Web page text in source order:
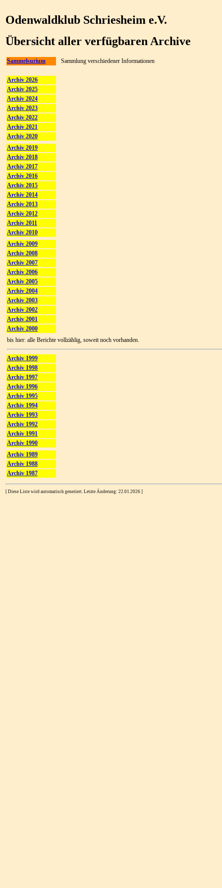
Odenwaldklub Schriesheim e.V.
Übersicht aller verfügbaren Archive
Sammelsurium Sammlung verschiedener Informationen
Archiv 2026
Archiv 2025
Archiv 2024
Archiv 2023
Archiv 2022
Archiv 2021
Archiv 2020
Archiv 2019
Archiv 2018
Archiv 2017
Archiv 2016
Archiv 2015
Archiv 2014
Archiv 2013
Archiv 2012
Archiv 2011
Archiv 2010
Archiv 2009
Archiv 2008
Archiv 2007
Archiv 2006
Archiv 2005
Archiv 2004
Archiv 2003
Archiv 2002
Archiv 2001
Archiv 2000
bis hier: alle Berichte vollzählig, soweit noch vorhanden.
Archiv 1999
Archiv 1998
Archiv 1997
Archiv 1996
Archiv 1995
Archiv 1994
Archiv 1993
Archiv 1992
Archiv 1991
Archiv 1990
Archiv 1989
Archiv 1988
Archiv 1987
[ Diese Liste wird automatisch generiert. Letzte Änderung: 22.01.2026 ]